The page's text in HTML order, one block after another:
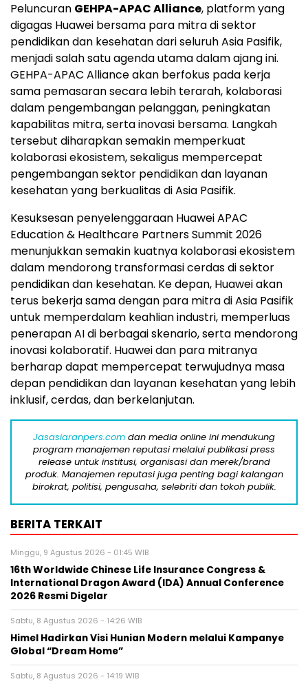
Peluncuran GEHPA-APAC Alliance, platform yang
digagas Huawei bersama para mitra di sektor
pendidikan dan kesehatan dari seluruh Asia Pasifik,
menjadi salah satu agenda utama dalam ajang ini.
GEHPA-APAC Alliance akan berfokus pada kerja
sama pemasaran secara lebih terarah, kolaborasi
dalam pengembangan pelanggan, peningkatan
kapabilitas mitra, serta inovasi bersama. Langkah
tersebut diharapkan semakin memperkuat
kolaborasi ekosistem, sekaligus mempercepat
pengembangan sektor pendidikan dan layanan
kesehatan yang berkualitas di Asia Pasifik.
Kesuksesan penyelenggaraan Huawei APAC
Education & Healthcare Partners Summit 2026
menunjukkan semakin kuatnya kolaborasi ekosistem
dalam mendorong transformasi cerdas di sektor
pendidikan dan kesehatan. Ke depan, Huawei akan
terus bekerja sama dengan para mitra di Asia Pasifik
untuk memperdalam keahlian industri, memperluas
penerapan AI di berbagai skenario, serta mendorong
inovasi kolaboratif. Huawei dan para mitranya
berharap dapat mempercepat terwujudnya masa
depan pendidikan dan layanan kesehatan yang lebih
inklusif, cerdas, dan berkelanjutan.
Jasasiaranpers.com dan media online ini mendukung
program manajemen reputasi melalui publikasi press
release untuk institusi, organisasi dan merek/brand
produk. Manajemen reputasi juga penting bagi kalangan
birokrat, politisi, pengusaha, selebriti dan tokoh publik.
BERITA TERKAIT
Minggu, 9 Agustus 2026 - 01:45 WIB
16th Worldwide Chinese Life Insurance Congress &
International Dragon Award (IDA) Annual Conference
2026 Resmi Digelar
Sabtu, 8 Agustus 2026 - 14:26 WIB
Himel Hadirkan Visi Hunian Modern melalui Kampanye
Global “Dream Home”
Sabtu, 8 Agustus 2026 - 14:19 WIB